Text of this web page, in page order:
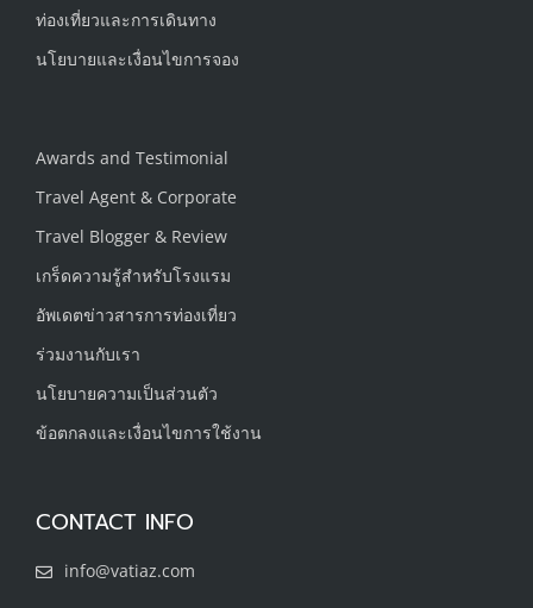
ท่องเที่ยวและการเดินทาง
นโยบายและเงื่อนไขการจอง
Awards and Testimonial
Travel Agent & Corporate
Travel Blogger & Review
เกร็ดความรู้สำหรับโรงแรม
อัพเดตข่าวสารการท่องเที่ยว
ร่วมงานกับเรา
นโยบายความเป็นส่วนตัว
ข้อตกลงและเงื่อนไขการใช้งาน
CONTACT INFO
info@vatiaz.com